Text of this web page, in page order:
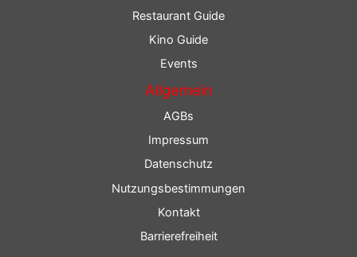
Restaurant Guide
Kino Guide
Events
Allgemein
AGBs
Impressum
Datenschutz
Nutzungsbestimmungen
Kontakt
Barrierefreiheit